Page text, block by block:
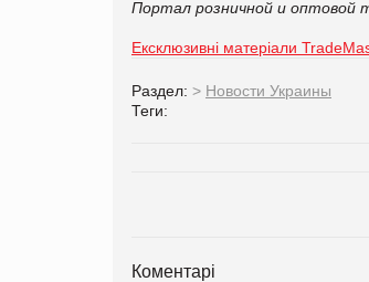
Портал розничной и оптовой
Ексклюзивні матеріали
Раздел: > Новости Украины
Теги:
Коментарі